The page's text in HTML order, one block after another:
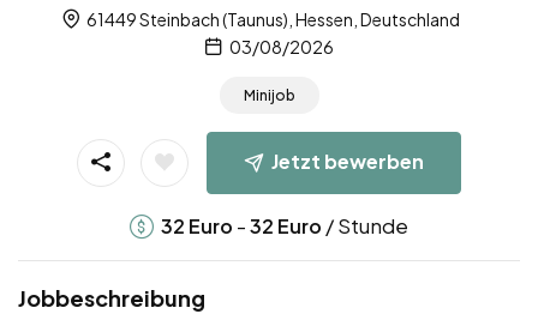
61449 Steinbach (Taunus), Hessen, Deutschland
03/08/2026
Minijob
Jetzt bewerben
32 Euro -32 Euro / Stunde
Jobbeschreibung